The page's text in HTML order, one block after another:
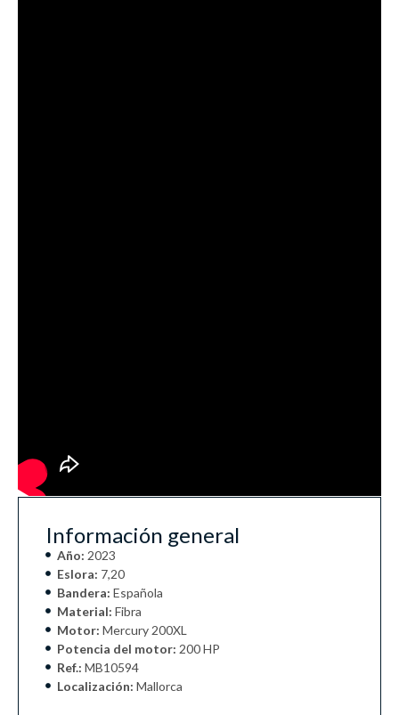
Información general
Año: 2023
Eslora: 7,20
Bandera: Española
Material: Fibra
Motor: Mercury 200XL
Potencia del motor: 200 HP
Ref.: MB10594
Localización: Mallorca